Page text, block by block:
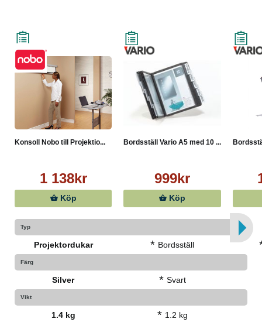
Konsoll Nobo till Projektio...
1 138kr
Köp
Bordsställ Vario A5 med 10 ...
999kr
Köp
Typ
Projektordukar * Bordsställ
Färg
Silver * Svart
Vikt
1.4 kg * 1.2 kg